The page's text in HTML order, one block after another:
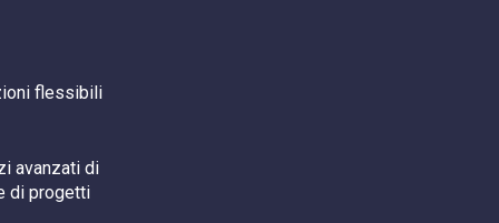
flessibili
avanzati di
di progetti